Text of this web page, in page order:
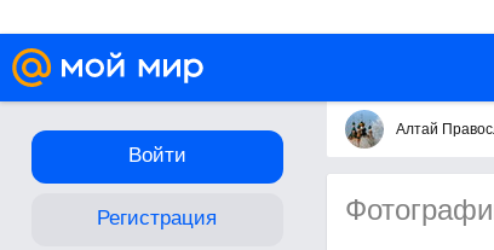
Войти
Регистрация